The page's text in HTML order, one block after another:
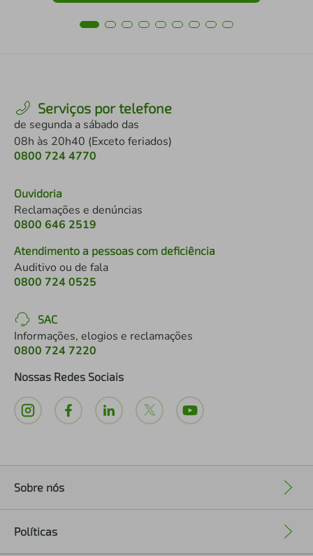
Serviços por telefone
de segunda a sábado das
08h às 20h40 (Exceto feriados)
0800 724 4770
Ouvidoria
Reclamações e denúncias
0800 646 2519
Atendimento a pessoas com deficiência
Auditivo ou de fala
0800 724 0525
SAC
Informações, elogios e reclamações
0800 724 7220
Nossas Redes Sociais
Sobre nós
Políticas